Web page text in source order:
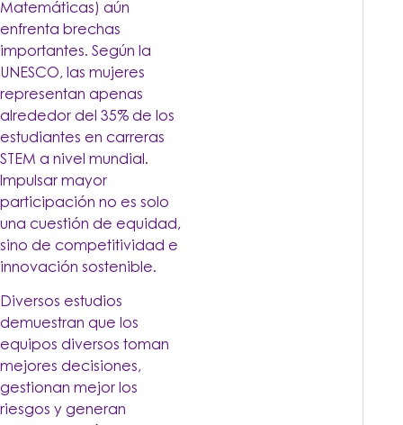
Matemáticas) aún
enfrenta brechas
importantes. Según la
UNESCO, las mujeres
representan apenas
alrededor del 35% de los
estudiantes en carreras
STEM a nivel mundial.
Impulsar mayor
participación no es solo
una cuestión de equidad,
sino de competitividad e
innovación sostenible.
Diversos estudios
demuestran que los
equipos diversos toman
mejores decisiones,
gestionan mejor los
riesgos y generan